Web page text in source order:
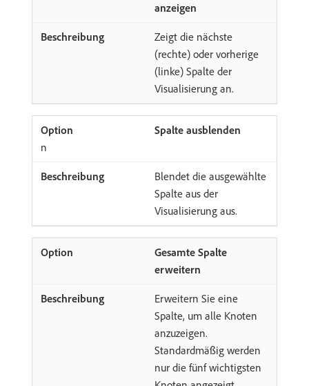
anzeigen
Zeigt die nächste
(rechte) oder vorherige
(linke) Spalte der
Visualisierung an.
Spalte ausblenden
​n
Blendet die ausgewählte
Spalte aus der
Visualisierung aus.
Gesamte Spalte
erweitern
Erweitern Sie eine
Spalte, um alle Knoten
anzuzeigen.
Standardmäßig werden
nur die fünf wichtigsten